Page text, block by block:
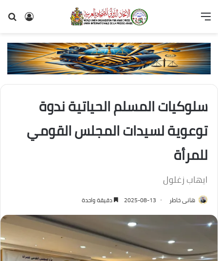
تسجيل
القائمة
سلوكيات المسلم الحياتية ندوة
توعوية لسيدات المجلس القومي
للمرأة
ايهاب زغلول
هانى خاطر 2025-08-13 دقيقة واحدة